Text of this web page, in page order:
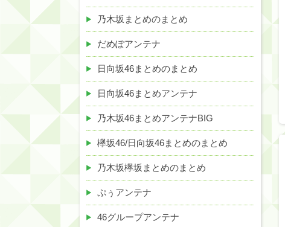
乃木坂まとめのまとめ
だめぽアンテナ
日向坂46まとめのまとめ
日向坂46まとめアンテナ
乃木坂46まとめアンテナBIG
欅坂46/日向坂46まとめのまとめ
乃木坂欅坂まとめのまとめ
ぷぅアンテナ
46グループアンテナ